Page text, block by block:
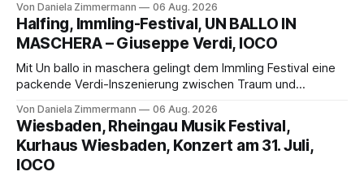
Aufführung mit starken Solisten und den Wiener
Philharmonikern, szenisch bleibt der zweite Akt jedoch
hinter den Erwartungen zurück.
Von Daniela Zimmermann 06 Aug. 2026
Halfing, Immling-Festival, UN BALLO IN
MASCHERA – Giuseppe Verdi, IOCO
Mit Un ballo in maschera gelingt dem Immling Festival eine
packende Verdi-Inszenierung zwischen Traum und
psychologische Tiefe mit starken Bildern, getragen von
einem spielfreudigen Ensemble und einer musikalisch
überzeugenden Gesamtleistung.
Von Daniela Zimmermann 06 Aug. 2026
Wiesbaden, Rheingau Musik Festival,
Kurhaus Wiesbaden, Konzert am 31. Juli,
IOCO